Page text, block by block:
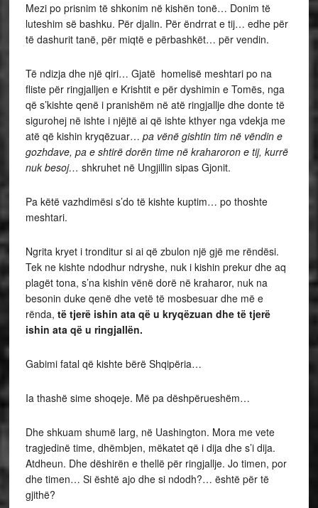
Mezi po prisnim të shkonim në kishën tonë… Donim të
luteshim së bashku. Për djalin. Për ëndrrat e tij… edhe për
të dashurit tanë, për miqtë e përbashkët… për vendin.
Të ndizja dhe një qiri… Gjatë homelisë meshtari po na
fliste për ringjalljen e Krishtit e për dyshimin e Tomës, nga
që s’kishte qenë i pranishëm në atë ringjallje dhe donte të
sigurohej në ishte i njëjtë ai që ishte kthyer nga vdekja me
atë që kishin kryqëzuar… pa vënë gishtin tim në vëndin e
gozhdave, pa e shtirë dorën time në kraharoron e tij, kurrë
nuk besoj… shkruhet në Ungjillin sipas Gjonit.
Pa këtë vazhdimësi s’do të kishte kuptim… po thoshte
meshtari.
Ngrita kryet i tronditur si ai që zbulon një gjë me rëndësi.
Tek ne kishte ndodhur ndryshe, nuk i kishin prekur dhe aq
plagët tona, s’na kishin vënë dorë në kraharor, nuk na
besonin duke qenë dhe vetë të mosbesuar dhe më e
rënda, të tjerë ishin ata që u kryqëzuan dhe të tjerë
ishin ata që u ringjallën.
Gabimi fatal që kishte bërë Shqipëria…
Ia thashë sime shoqeje. Më pa dëshpërueshëm…
Dhe shkuam shumë larg, në Uashington. Mora me vete
tragjedinë time, dhëmbjen, mëkatet që i dija dhe s’i dija.
Atdheun. Dhe dëshirën e thellë për ringjallje. Jo timen, por
dhe timen… Si është ajo dhe si ndodh?… është për të
gjithë?